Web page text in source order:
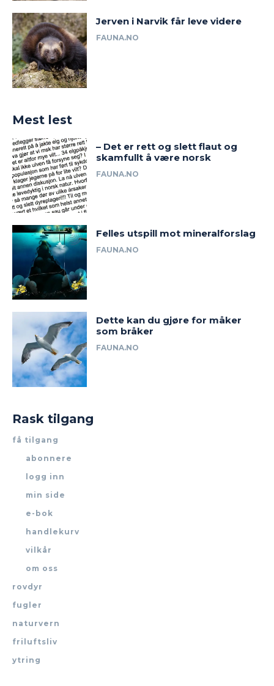
Jerven i Narvik får leve videre
FAUNA.NO
Mest lest
– Det er rett og slett flaut og
skamfullt å være norsk
FAUNA.NO
Felles utspill mot mineralforslag
FAUNA.NO
Dette kan du gjøre for måker
som bråker
FAUNA.NO
Rask tilgang
få tilgang
abonnere
logg inn
min side
e-bok
handlekurv
vilkår
om oss
rovdyr
fugler
naturvern
friluftsliv
ytring